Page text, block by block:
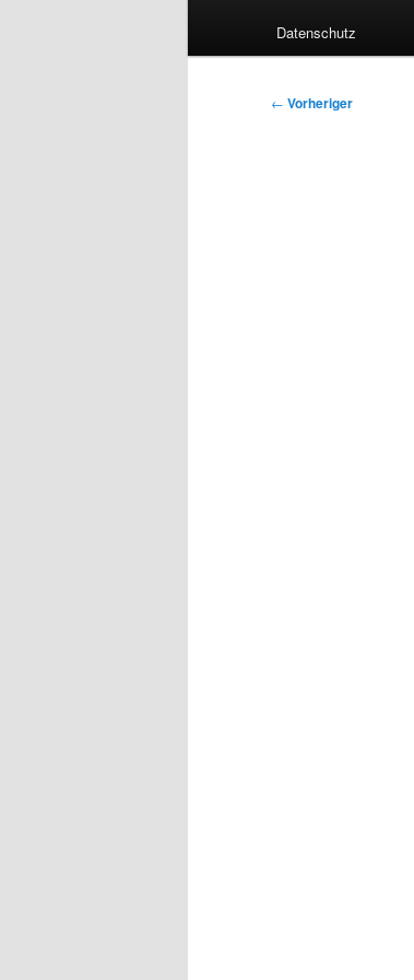
Datenschutz
Beitragsnavigation
← Vorheriger